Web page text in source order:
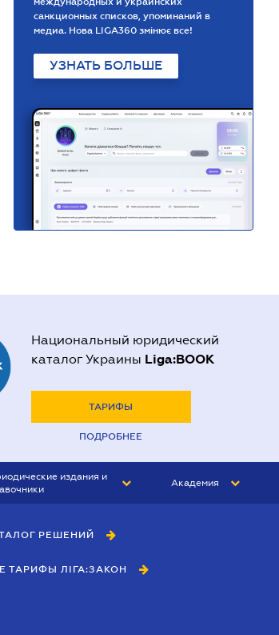
санкционных списков, упоминаний в
медиа. Нова LIGA360 змінює все!
УЗНАТЬ БОЛЬШЕ
Национальный юридический
каталог Украины Liga:BOOK
ТАРИФЫ
ПОДРОБНЕЕ
издания и
МСФО
Академия
РЕШЕНИЙ
ТАРИФЫ ЛІГА:ЗАКОН